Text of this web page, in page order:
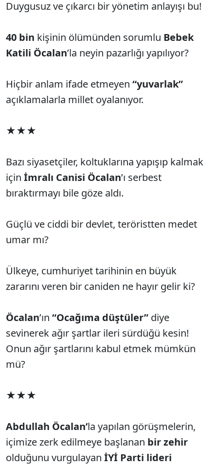
Duygusuz ve çıkarcı bir yönetim anlayışı bu!
40 bin kişinin ölümünden sorumlu Bebek
Katili Öcalan’la neyin pazarlığı yapılıyor?
Hiçbir anlam ifade etmeyen “yuvarlak”
açıklamalarla millet oyalanıyor.
★★★
Bazı siyasetçiler, koltuklarına yapışıp kalmak
için İmralı Canisi Öcalan’ı serbest
bıraktırmayı bile göze aldı.
Güçlü ve ciddi bir devlet, teröristten medet
umar mı?
Ülkeye, cumhuriyet tarihinin en büyük
zararını veren bir caniden ne hayır gelir ki?
Öcalan’ın “Ocağıma düştüler” diye
sevinerek ağır şartlar ileri sürdüğü kesin!
Onun ağır şartlarını kabul etmek mümkün
mü?
★★★
Abdullah Öcalan’la yapılan görüşmelerin,
içimize zerk edilmeye başlanan bir zehir
olduğunu vurgulayan İYİ Parti lideri